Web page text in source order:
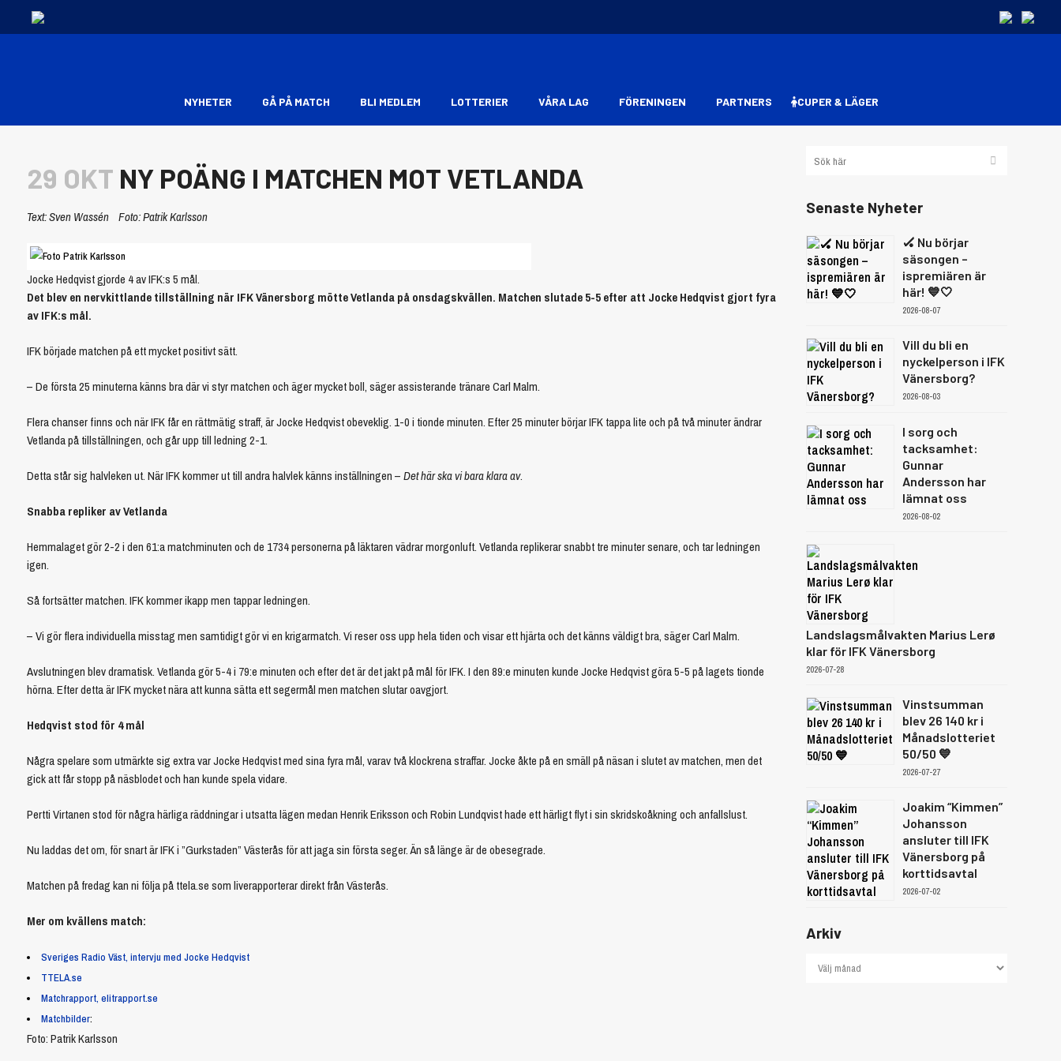
NYHETER GÅ PÅ MATCH BLI MEDLEM LOTTERIER VÅRA LAG FÖRENINGEN PARTNERS CUPER & LÄGER
29 OKT NY POÄNG I MATCHEN MOT VETLANDA
Text: Sven Wassén Foto: Patrik Karlsson
Jocke Hedqvist gjorde 4 av IFK:s 5 mål.
Det blev en nervkittlande tillställning när IFK Vänersborg mötte Vetlanda på onsdagskvällen. Matchen slutade 5-5 efter att Jocke Hedqvist gjort fyra
av IFK:s mål.
IFK började matchen på ett mycket positivt sätt.
– De första 25 minuterna känns bra där vi styr matchen och äger mycket boll, säger assisterande tränare Carl Malm.
Flera chanser finns och när IFK får en rättmätig straff, är Jocke Hedqvist obeveklig. 1-0 i tionde minuten. Efter 25 minuter börjar IFK tappa lite och på två minuter ändrar
Vetlanda på tillställningen, och går upp till ledning 2-1.
Detta står sig halvleken ut. När IFK kommer ut till andra halvlek känns inställningen –Det här ska vi bara klara av.
Snabba repliker av Vetlanda
Hemmalaget gör 2-2 i den 61:a matchminuten och de 1734 personerna på läktaren vädrar morgonluft. Vetlanda replikerar snabbt tre minuter senare, och tar ledningen
igen.
Så fortsätter matchen. IFK kommer ikapp men tappar ledningen.
– Vi gör flera individuella misstag men samtidigt gör vi en krigarmatch. Vi reser oss upp hela tiden och visar ett hjärta och det känns väldigt bra, säger Carl Malm.
Avslutningen blev dramatisk. Vetlanda gör 5-4 i 79:e minuten och efter det är det jakt på mål för IFK. I den 89:e minuten kunde Jocke Hedqvist göra 5-5 på lagets tionde
hörna. Efter detta är IFK mycket nära att kunna sätta ett segermål men matchen slutar oavgjort.
Hedqvist stod för 4 mål
Några spelare som utmärkte sig extra var Jocke Hedqvist med sina fyra mål, varav två klockrena straffar. Jocke åkte på en smäll på näsan i slutet av matchen, men det
gick att får stopp på näsblodet och han kunde spela vidare.
Pertti Virtanen stod för några härliga räddningar i utsatta lägen medan Henrik Eriksson och Robin Lundqvist hade ett härligt flyt i sin skridskoåkning och anfallslust.
Nu laddas det om, för snart är IFK i ”Gurkstaden” Västerås för att jaga sin första seger. Än så länge är de obesegrade.
Matchen på fredag kan ni följa på ttela.se som liverapporterar direkt från Västerås.
Mer om kvällens match:
Sveriges Radio Väst, intervju med Jocke Hedqvist
TTELA.se
Matchrapport, elitrapport.se
Matchbilder:
Foto: Patrik Karlsson
Senaste Nyheter
🏑 Nu börjar
säsongen –
ispremiären är
här! 💙🤍
2026-08-07
Vill du bli en
nyckelperson i IFK
Vänersborg?
2026-08-03
I sorg och
tacksamhet:
Gunnar
Andersson har
lämnat oss
2026-08-02
Landslagsmålvakten Marius Lerø
klar för IFK Vänersborg
2026-07-28
Vinstsumman
blev 26 140 kr i
Månadslotteriet
50/50 💙
2026-07-27
Joakim “Kimmen”
Johansson
ansluter till IFK
Vänersborg på
korttidsavtal
2026-07-02
Arkiv